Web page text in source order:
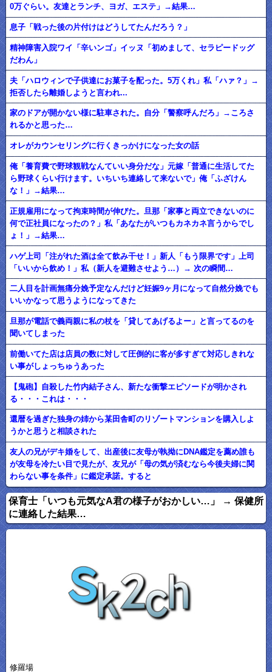
0万ぐらい。友達とランチ、ヨガ、エステ」→結果…
息子「戦った後の片付けはどうしてたんだろう？」
精神障害入院ワイ「辛いンゴ」イッヌ「初めまして、セラピードッグ
だわん」
夫「ハロウィンで子供達にお菓子を配った。5万くれ」私「ハァ？」→
拒否したら離婚しようと言われ...
家のドアが開かない様に駐車された。自分「警察呼んだろ」→ころさ
れるかと思った…
オレがカウンセリングに行くきっかけになった女の話
俺「養育費で野球観戦なんていい身分だな」元嫁「普通に生活してた
ら野球くらい行けます。いちいち連絡して来ないで」俺「ふざけん
な！」→結果…
正規雇用になって拘束時間が伸びた。旦那「家事と両立できないのに
何で正社員になったの？」私「あなたがいつもカネカネ言うからでし
ょ！」→結果…
ハゲ上司「注がれた酒は全て飲み干せ！」新人「もう限界です」上司
「いいから飲め！」私（新人を避難させよう…）→ 次の瞬間…
二人目を計画無痛分娩予定なんだけど妊娠9ヶ月になって自然分娩でも
いいかなって思うようになってきた
旦那が電話で義両親に私の杖を「貸してあげるよー」と言ってるのを
聞いてしまった
前働いてた店は店員の数に対して圧倒的に客が多すぎて対応しきれな
い事がしょっちゅうあった
【鬼砲】自殺した竹内結子さん、新たな衝撃エピソードが明かされ
る・・・これは・・・
還暦を過ぎた独身の姉から某田舎町のリゾートマンションを購入しよ
うかと思うと相談された
友人の兄がデキ婚をして、出産後に友母が執拗にDNA鑑定を薦め誰も
が友母を冷たい目で見たが、友兄が「母の気が済むなら今後夫婦に関
わらない事を条件」に鑑定承諾。すると
保育士「いつも元気なA君の様子がおかしい…」 → 保健所
に連絡した結果…
修羅場